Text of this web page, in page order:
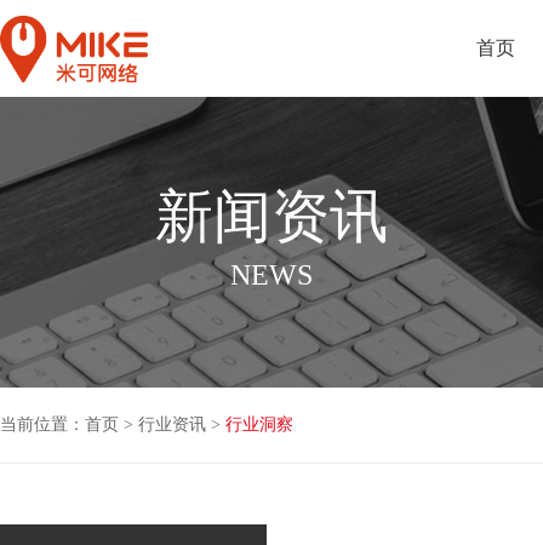
首页
新闻资讯
NEWS
当前位置： 首页 > 行业资讯 > 行业洞察